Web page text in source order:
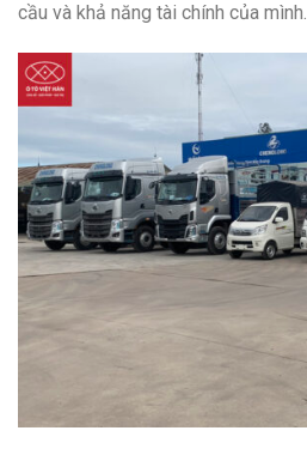
cầu và khả năng tài chính của mình.